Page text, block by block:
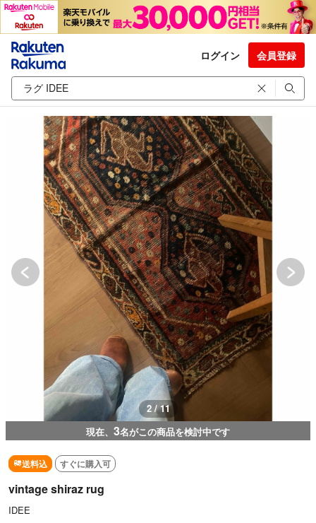
ログイン 会員登録
2 / 11
現在、 3名がこの商品を検討中です
送料込 すぐに購入可
vintage shiraz rug
IDEE